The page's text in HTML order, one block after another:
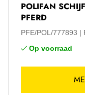
POLIFAN
PFERD
PFE/POL/777893
Op voorraad